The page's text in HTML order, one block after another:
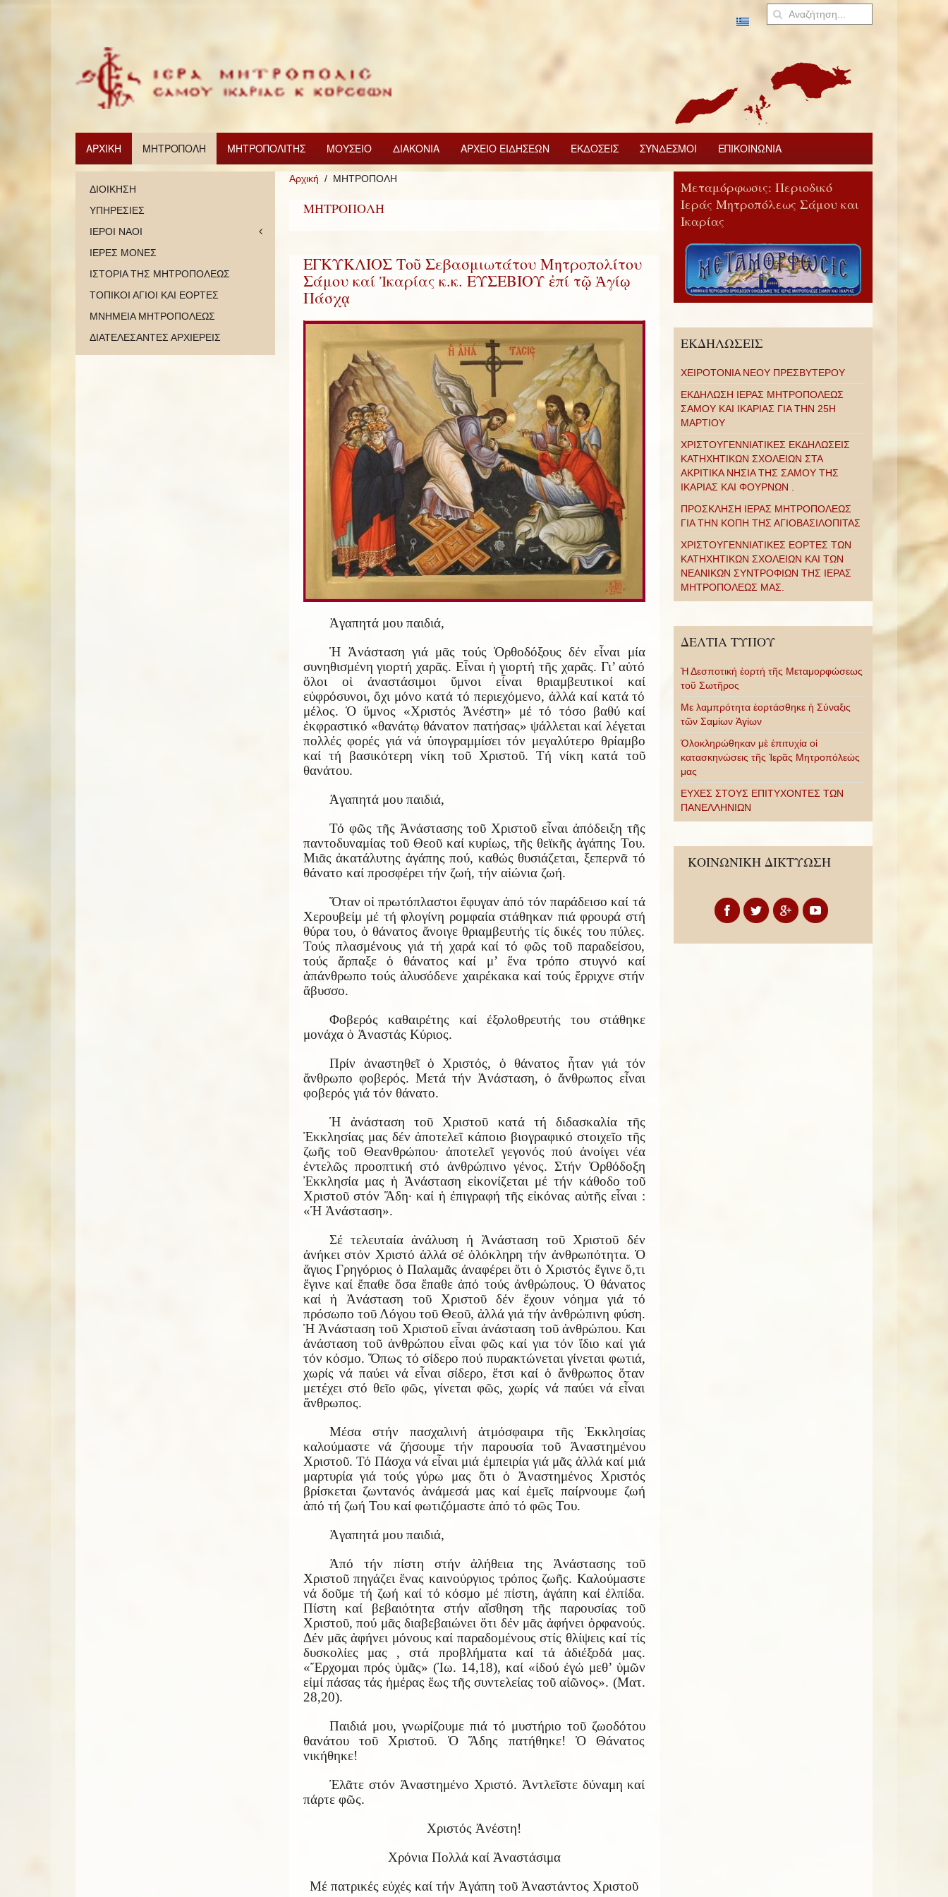
ΑΡΧΙΚΗ ΜΗΤΡΟΠΟΛΗ ΜΗΤΡΟΠΟΛΙΤΗΣ ΜΟΥΣΕΙΟ ΔΙΑΚΟΝΙΑ ΑΡΧΕΙΟ ΕΙΔΗΣΕΩΝ ΕΚΔΟΣΕΙΣ ΣΥΝΔΕΣΜΟΙ ΕΠΙΚΟΙΝΩΝΙΑ
Αρχική ΜΗΤΡΟΠΟΛΗ
ΜΗΤΡΟΠΟΛΗ
ΕΓΚΥΚΛΙΟΣ Τοῦ Σεβασμιωτάτου Μητροπολίτου
Σάμου καί Ἰκαρίας κ.κ. ΕΥΣΕΒΙΟΥ ἐπί τῷ Ἁγίῳ
Πάσχᾳ
Ἀγαπητά μου παιδιά,
Ἡ Ἀνάσταση γιά μᾶς τούς Ὀρθοδόξους δέν εἶναι μία
συνηθισμένη γιορτή χαρᾶς. Εἶναι ἡ γιορτή τῆς χαρᾶς. Γι’ αὐτό
ὅλοι οἱ ἀναστάσιμοι ὕμνοι εἶναι θριαμβευτικοί καί
εὐφρόσυνοι, ὄχι μόνο κατά τό περιεχόμενο, ἀλλά καί κατά τό
μέλος. Ὁ ὕμνος «Χριστός Ἀνέστη» μέ τό τόσο βαθύ καί
ἐκφραστικό «θανάτῳ θάνατον πατήσας» ψάλλεται καί λέγεται
πολλές φορές γιά νά ὑπογραμμίσει τόν μεγαλύτερο θρίαμβο
καί τή βασικότερη νίκη τοῦ Χριστοῦ. Τή νίκη κατά τοῦ
θανάτου.
Ἀγαπητά μου παιδιά,
Τό φῶς τῆς Ἀνάστασης τοῦ Χριστοῦ εἶναι ἀπόδειξη τῆς
παντοδυναμίας τοῦ Θεοῦ καί κυρίως, τῆς θεϊκῆς ἀγάπης Του.
Μιᾶς ἀκατάλυτης ἀγάπης πού, καθώς θυσιάζεται, ξεπερνᾶ τό
θάνατο καί προσφέρει τήν ζωή, τήν αἰώνια ζωή.
Ὅταν οἱ πρωτόπλαστοι ἔφυγαν ἀπό τόν παράδεισο καί τά
Χερουβείμ μέ τή φλογίνη ρομφαία στάθηκαν πιά φρουρά στή
θύρα του, ὁ θάνατος ἄνοιγε θριαμβευτής τίς δικές του πύλες.
Τούς πλασμένους γιά τή χαρά καί τό φῶς τοῦ παραδείσου,
τούς ἅρπαξε ὁ θάνατος καί μ’ ἕνα τρόπο στυγνό καί
ἀπάνθρωπο τούς ἁλυσόδενε χαιρέκακα καί τούς ἔρριχνε στήν
ἄβυσσο.
Φοβερός καθαιρέτης καί ἐξολοθρευτής του στάθηκε
μονάχα ὁ Ἀναστάς Κύριος.
Πρίν ἀναστηθεῖ ὁ Χριστός, ὁ θάνατος ἦταν γιά τόν
ἄνθρωπο φοβερός. Μετά τήν Ἀνάσταση, ὁ ἄνθρωπος εἶναι
φοβερός γιά τόν θάνατο.
Ἡ ἀνάσταση τοῦ Χριστοῦ κατά τή διδασκαλία τῆς
Ἐκκλησίας μας δέν ἀποτελεῖ κάποιο βιογραφικό στοιχεῖο τῆς
ζωῆς τοῦ Θεανθρώπου· ἀποτελεῖ γεγονός πού ἀνοίγει νέα
ἐντελῶς προοπτική στό ἀνθρώπινο γένος. Στήν Ὀρθόδοξη
Ἐκκλησία μας ἡ Ἀνάσταση εἰκονίζεται μέ τήν κάθοδο τοῦ
Χριστοῦ στόν Ἅδη· καί ἡ ἐπιγραφή τῆς εἰκόνας αὐτῆς εἶναι :
«Ἡ Ἀνάσταση».
Σέ τελευταία ἀνάλυση ἡ Ἀνάσταση τοῦ Χριστοῦ δέν
ἀνήκει στόν Χριστό ἀλλά σέ ὁλόκληρη τήν ἀνθρωπότητα. Ὁ
ἅγιος Γρηγόριος ὁ Παλαμᾶς ἀναφέρει ὅτι ὁ Χριστός ἔγινε ὅ,τι
ἔγινε καί ἔπαθε ὅσα ἔπαθε ἀπό τούς ἀνθρώπους. Ὁ θάνατος
καί ἡ Ἀνάσταση τοῦ Χριστοῦ δέν ἔχουν νόημα γιά τό
πρόσωπο τοῦ Λόγου τοῦ Θεοῦ, ἀλλά γιά τήν ἀνθρώπινη φύση.
Ἡ Ἀνάσταση τοῦ Χριστοῦ εἶναι ἀνάσταση τοῦ ἀνθρώπου. Και
ἀνάσταση τοῦ ἀνθρώπου εἶναι φῶς καί για τόν ἴδιο καί γιά
τόν κόσμο. Ὅπως τό σίδερο πού πυρακτώνεται γίνεται φωτιά,
χωρίς νά παύει νά εἶναι σίδερο, ἔτσι καί ὁ ἄνθρωπος ὅταν
μετέχει στό θεῖο φῶς, γίνεται φῶς, χωρίς νά παύει νά εἶναι
ἄνθρωπος.
Μέσα στήν πασχαλινή ἀτμόσφαιρα τῆς Ἐκκλησίας
καλούμαστε νά ζήσουμε τήν παρουσία τοῦ Ἀναστημένου
Χριστοῦ. Τό Πάσχα νά εἶναι μιά ἐμπειρία γιά μᾶς ἀλλά καί μιά
μαρτυρία γιά τούς γύρω μας ὅτι ὁ Ἀναστημένος Χριστός
βρίσκεται ζωντανός ἀνάμεσά μας καί ἐμεῖς παίρνουμε ζωή
ἀπό τή ζωή Του καί φωτιζόμαστε ἀπό τό φῶς Του.
Ἀγαπητά μου παιδιά,
Ἀπό τήν πίστη στήν ἀλήθεια της Ἀνάστασης τοῦ
Χριστοῦ πηγάζει ἕνας καινούργιος τρόπος ζωῆς. Καλούμαστε
νά δοῦμε τή ζωή καί τό κόσμο μέ πίστη, ἀγάπη καί ἐλπίδα.
Πίστη καί βεβαιότητα στήν αἴσθηση τῆς παρουσίας τοῦ
Χριστοῦ, πού μᾶς διαβεβαιώνει ὅτι δέν μᾶς ἀφήνει ὀρφανούς.
Δέν μᾶς ἀφήνει μόνους καί παραδομένους στίς θλίψεις καί τίς
δυσκολίες μας , στά προβλήματα καί τά ἀδιέξοδά μας.
«Ἔρχομαι πρός ὑμᾶς» (Ἰω. 14,18), καί «ἰδού ἐγώ μεθ’ ὑμῶν
εἰμί πάσας τάς ἡμέρας ἕως τῆς συντελείας τοῦ αἰῶνος». (Ματ.
28,20).
Παιδιά μου, γνωρίζουμε πιά τό μυστήριο τοῦ ζωοδότου
θανάτου τοῦ Χριστοῦ. Ὁ Ἅδης πατήθηκε! Ὁ Θάνατος
νικήθηκε!
Ἐλᾶτε στόν Ἀναστημένο Χριστό. Ἀντλεῖστε δύναμη καί
πάρτε φῶς.
Χριστός Ἀνέστη!
Χρόνια Πολλά καί Ἀναστάσιμα
Μέ πατρικές εὐχές καί τήν Ἀγάπη τοῦ Ἀναστάντος Χριστοῦ
ΔΙΟΙΚΗΣΗ
ΥΠΗΡΕΣΙΕΣ
ΙΕΡΟΙ ΝΑΟΙ
ΙΕΡΕΣ ΜΟΝΕΣ
ΙΣΤΟΡΙΑ ΤΗΣ ΜΗΤΡΟΠΟΛΕΩΣ
ΤΟΠΙΚΟΙ ΑΓΙΟΙ ΚΑΙ ΕΟΡΤΕΣ
ΜΝΗΜΕΙΑ ΜΗΤΡΟΠΟΛΕΩΣ
ΔΙΑΤΕΛΕΣΑΝΤΕΣ ΑΡΧΙΕΡΕΙΣ
Μεταμόρφωσις: Περιοδικό
Ιεράς Μητροπόλεως Σάμου και
Ικαρίας
ΕΚΔΗΛΩΣΕΙΣ
ΧΕΙΡΟΤΟΝΙΑ ΝΕΟΥ ΠΡΕΣΒΥΤΕΡΟΥ
ΕΚΔΗΛΩΣΗ ΙΕΡΑΣ ΜΗΤΡΟΠΟΛΕΩΣ
ΣΑΜΟΥ ΚΑΙ ΙΚΑΡΙΑΣ ΓΙΑ ΤΗΝ 25Η
ΜΑΡΤΙΟΥ
ΧΡΙΣΤΟΥΓΕΝΝΙΑΤΙΚΕΣ ΕΚΔΗΛΩΣΕΙΣ
ΚΑΤΗΧΗΤΙΚΩΝ ΣΧΟΛΕΙΩΝ ΣΤΑ
ΑΚΡΙΤΙΚΑ ΝΗΣΙΑ ΤΗΣ ΣΑΜΟΥ ΤΗΣ
ΙΚΑΡΙΑΣ ΚΑΙ ΦΟΥΡΝΩΝ .
ΠΡΟΣΚΛΗΣΗ ΙΕΡΑΣ ΜΗΤΡΟΠΟΛΕΩΣ
ΓΙΑ ΤΗΝ ΚΟΠΗ ΤΗΣ ΑΓΙΟΒΑΣΙΛΟΠΙΤΑΣ
ΧΡΙΣΤΟΥΓΕΝΝΙΑΤΙΚΕΣ ΕΟΡΤΕΣ ΤΩΝ
ΚΑΤΗΧΗΤΙΚΩΝ ΣΧΟΛΕΙΩΝ ΚΑΙ ΤΩΝ
ΝΕΑΝΙΚΩΝ ΣΥΝΤΡΟΦΙΩΝ ΤΗΣ ΙΕΡΑΣ
ΜΗΤΡΟΠΟΛΕΩΣ ΜΑΣ.
ΔΕΛΤΙΑ ΤΥΠΟΥ
Ἡ Δεσποτική ἑορτή τῆς Μεταμορφώσεως
τοῦ Σωτῆρος
Με λαμπρότητα ἑορτάσθηκε ἡ Σύναξις
τῶν Σαμίων Ἁγίων
Ὁλοκληρώθηκαν μὲ ἐπιτυχία οἱ
κατασκηνώσεις τῆς Ἱερᾶς Μητροπόλεώς
μας
ΕΥΧΕΣ ΣΤΟΥΣ ΕΠΙΤΥΧΟΝΤΕΣ ΤΩΝ
ΠΑΝΕΛΛΗΝΙΩΝ
ΚΟΙΝΩΝΙΚΗ ΔΙΚΤΥΩΣΗ